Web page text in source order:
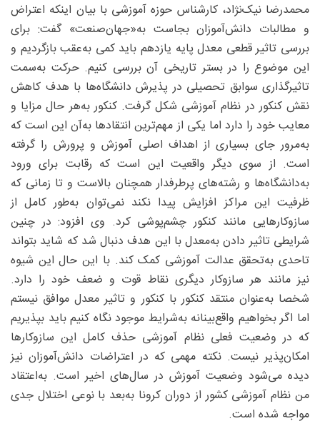
محمدرضا نیک‌نژاد، کارشناس حوزه آموزشی با بیان اینکه اعتراض
و مطالبات دانش‌آموزان بجاست به‌«جهان‌صنعت» گفت: برای
بررسی تاثیر قطعی معدل پایه یازدهم باید کمی به‌عقب بازگردیم و
این موضوع را در بستر تاریخی آن بررسی کنیم. حرکت به‌سمت
تاثیرگذاری سوابق تحصیلی در پذیرش دانشگاه‌ها با هدف کاهش
نقش کنکور در نظام آموزشی شکل گرفت. کنکور به‌هر حال مزایا و
معایب خود را دارد اما یکی از مهم‌ترین انتقادها به‌آن این است که
به‌مرور جای بسیاری از اهداف اصلی آموزش و پرورش را گرفته
است. از سوی دیگر واقعیت این است که رقابت برای ورود
به‌دانشگاه‌ها و رشته‌های پرطرفدار همچنان بالاست و تا زمانی که
ظرفیت این مراکز افزایش پیدا نکند نمی‌توان به‌طور کامل از
سازوکارهایی مانند کنکور چشم‌پوشی کرد. وی افزود: در چنین
شرایطی تاثیر دادن به‌معدل با این هدف دنبال شد که شاید بتواند
تاحدی به‌تحقق عدالت آموزشی کمک کند. با این حال این شیوه
نیز مانند هر سازوکار دیگری نقاط قوت و ضعف خود را دارد.
شخصا به‌عنوان منتقد کنکور با کنکور و تاثیر معدل موافق نیستم
اما اگر بخواهیم واقع‌بینانه به‌شرایط موجود نگاه کنیم باید بپذیریم
که در وضعیت فعلی نظام آموزشی حذف کامل این سازوکارها
امکان‌پذیر نیست. نکته مهمی که در اعتراضات دانش‌آموزان نیز
دیده می‌شود وضعیت آموزش در سال‌های اخیر است. به‌اعتقاد
من نظام آموزشی کشور از دوران کرونا به‌بعد با نوعی اختلال جدی
مواجه شده است.